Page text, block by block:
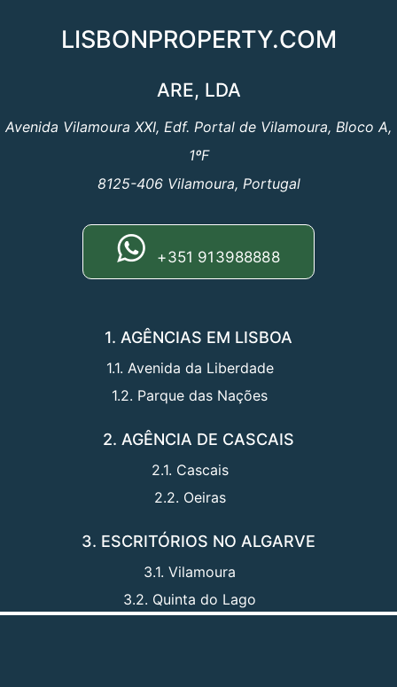
LISBONPROPERTY.COM
ARE, LDA
Avenida Vilamoura XXI, Edf. Portal de Vilamoura, Bloco A,
1ºF
8125-406 Vilamoura, Portugal
+351 913988888
1. AGÊNCIAS EM LISBOA
1.1. Avenida da Liberdade
1.2. Parque das Nações
2. AGÊNCIA DE CASCAIS
2.1. Cascais
2.2. Oeiras
3. ESCRITÓRIOS NO ALGARVE
3.1. Vilamoura
3.2. Quinta do Lago